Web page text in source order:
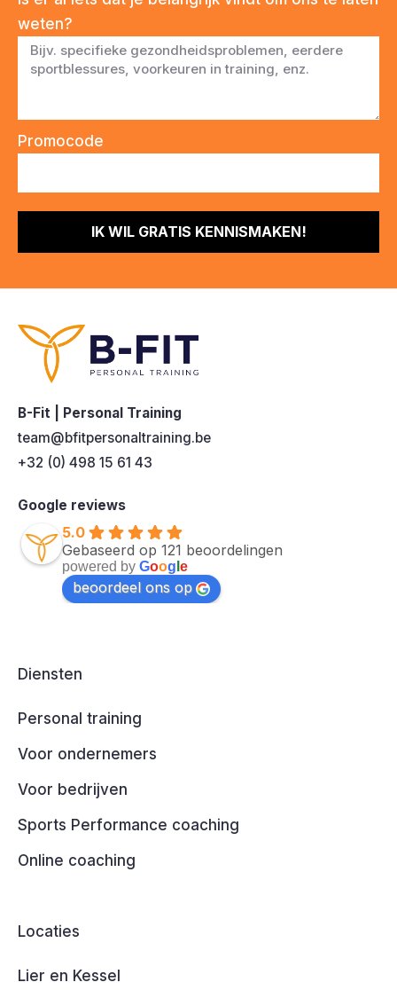
weten?
Promocode
IK WIL GRATIS KENNISMAKEN!
B-Fit | Personal Training
team@bfitpersonaltraining.be
+32 (0) 498 15 61 43
Google reviews
5.0
Gebaseerd op 121 beoordelingen
powered by Goog e
beoordeel ons op
Diensten
Personal training
Voor ondernemers
Voor bedrijven
Sports Performance coaching
Online coaching
Locaties
Lier en Kessel